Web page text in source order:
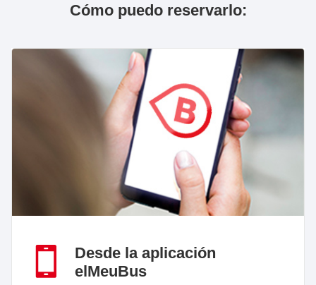
Cómo puedo reservarlo:
Desde la aplicación
elMeuBus